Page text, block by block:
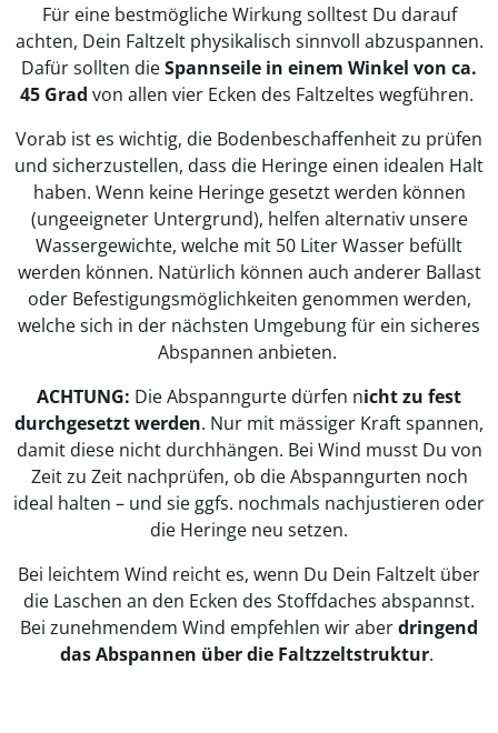
Für eine bestmögliche Wirkung solltest Du darauf
achten, Dein Faltzelt physikalisch sinnvoll abzuspannen.
Dafür sollten dieSpannseile in einem Winkel von ca.
45 Grad von allen vier Ecken des Faltzeltes wegführen.
Vorab ist es wichtig, die Bodenbeschaffenheit zu prüfen
und sicherzustellen, dass die Heringe einen idealen Halt
haben. Wenn keine Heringe gesetzt werden können
(ungeeigneter Untergrund), helfen alternativ unsere
Wassergewichte, welche mit 50 Liter Wasser befüllt
werden können. Natürlich können auch anderer Ballast
oder Befestigungsmöglichkeiten genommen werden,
welche sich in der nächsten Umgebung für ein sicheres
Abspannen anbieten.
ACHTUNG: Die Abspanngurte dürfen nicht zu fest
durchgesetzt werden. Nur mit mässiger Kraft spannen,
damit diese nicht durchhängen. Bei Wind musst Du von
Zeit zu Zeit nachprüfen, ob die Abspanngurten noch
ideal halten – und sie ggfs. nochmals nachjustieren oder
die Heringe neu setzen.
Bei leichtem Wind reicht es, wenn Du Dein Faltzelt über
die Laschen an den Ecken des Stoffdaches abspannst.
Bei zunehmendem Wind empfehlen wir aberdringend
das Abspannen über die Faltzzeltstruktur.